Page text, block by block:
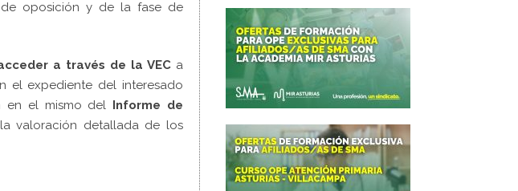
oposición y de la fase de
a través de la VEC a
el expediente del interesado
en el mismo del
Informe de
valoración detallada de los